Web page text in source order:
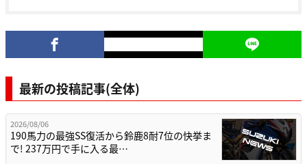
最新の投稿記事(全体)
2026/08/06
190馬力の最強SS復活から鈴鹿8耐7位の快挙ま
で! 237万円で手に入る最…